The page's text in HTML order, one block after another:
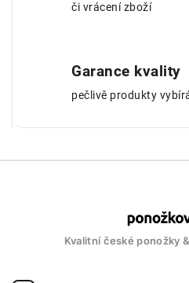
či vrácení zboží
Garance kvality
pečlivě produkty
Kvalitní české ponožky